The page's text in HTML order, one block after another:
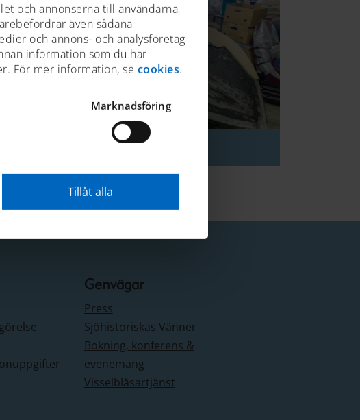
och annonserna till användarna,
även sådana
och annons- och analysföretag
information som du har
För mer information, se cookies.
Marknadsföring
Tillåt alla
Kontakta oss
Genvägar
Press
Sjöhistoriskas Vänner
Bokning, konferens &
evenemang
Visselblåsartjänst